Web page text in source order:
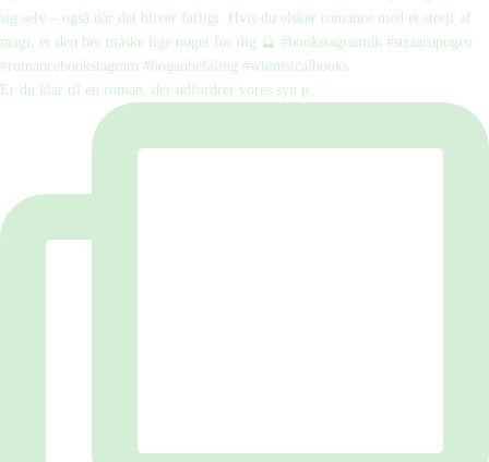
Er du klar til en roman, der udfordrer vores syn p